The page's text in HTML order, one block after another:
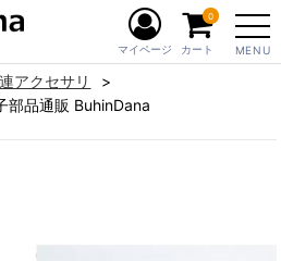
MENU
マイページ カート
0
アクセサリ
部品通販 BuhinDana